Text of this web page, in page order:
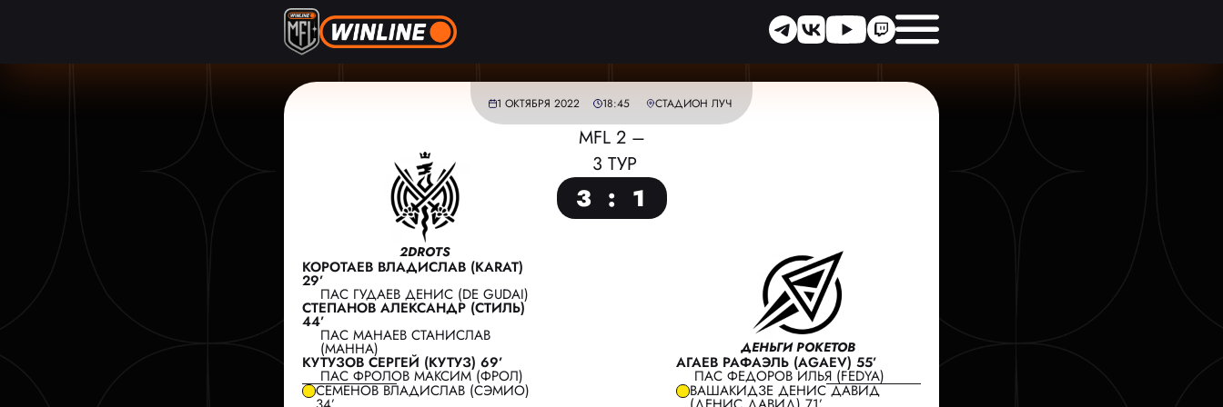
1 ОКТЯБРЯ 2022 18:45 СТАДИОН ЛУЧ
2DROTS
КОРОТАЕВ ВЛАДИСЛАВ (KARAT)
29’
ПАС ГУДАЕВ ДЕНИС (DE GUDAI)
СТЕПАНОВ АЛЕКСАНДР (СТИЛЬ)
44’
ПАС МАНАЕВ СТАНИСЛАВ
(МАННА)
КУТУЗОВ СЕРГЕЙ (КУТУЗ) 69’
ПАС ФРОЛОВ МАКСИМ (ФРОЛ)
СЕМЕНОВ ВЛАДИСЛАВ (СЭМИО)
MFL 2 –
3 ТУР
3 : 1
АГАЕВ РАФАЭЛЬ (AGAEV) 55’
ПАС ФЕДОРОВ ИЛЬЯ (FEDYA)
ВАШАКИДЗЕ ДЕНИС ДАВИД
ДЕНЬГИ РОКЕТОВ